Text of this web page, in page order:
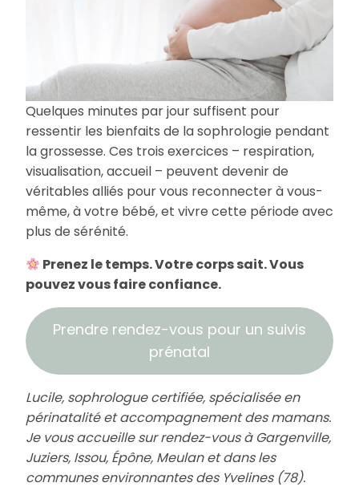
Quelques minutes par jour suffisent pour
ressentir les bienfaits de la sophrologie pendant
la grossesse. Ces trois exercices – respiration,
visualisation, accueil – peuvent devenir de
véritables alliés pour vous reconnecter à vous-
même, à votre bébé, et vivre cette période avec
plus de sérénité.
Prenez le temps. Votre corps sait. Vous
pouvez vous faire confiance.
Prendre rendez-vous pour un suivis
prénatal
Lucile, sophrologue certifiée, spécialisée en
périnatalité et accompagnement des mamans.
Je vous accueille sur rendez-vous à Gargenville,
Juziers, Issou, Épône, Meulan et dans les
communes environnantes des Yvelines (78).